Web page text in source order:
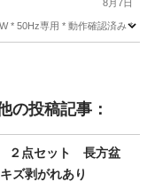
8月7日
* 50Hz専用 * 動作確認済み *
の投稿記事：
２点セット 長方盆
剥がれあり